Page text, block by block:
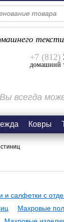
+7 (812)
домашний
Вы всегда
Ковры
и салфетки с
Махровые